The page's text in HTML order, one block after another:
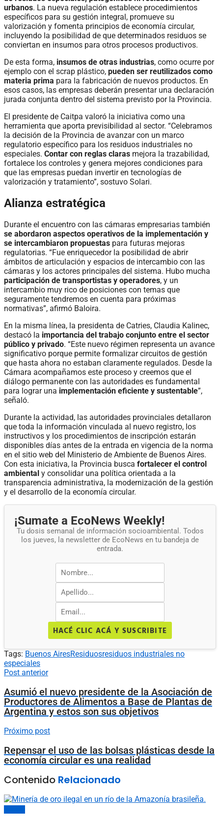
urbanos. La nueva regulación establece procedimientos
específicos para su gestión integral, promueve su
valorización y fomenta principios de economía circular,
incluyendo la posibilidad de que determinados residuos se
conviertan en insumos para otros procesos productivos.
De esta forma, insumos de otras industrias, como ocurre por
ejemplo con el scrap plástico, pueden ser reutilizados como
materia prima para la fabricación de nuevos productos. En
esos casos, las empresas deberán presentar una declaración
jurada conjunta dentro del sistema previsto por la Provincia.
El presidente de Caitpa valoró la iniciativa como una
herramienta que aporta previsibilidad al sector. “Celebramos
la decisión de la Provincia de avanzar con un marco
regulatorio específico para los residuos industriales no
especiales. Contar con reglas claras mejora la trazabilidad,
fortalece los controles y genera mejores condiciones para
que las empresas puedan invertir en tecnologías de
valorización y tratamiento”, sostuvo Solari.
Alianza estratégica
Durante el encuentro con las cámaras empresarias también
se abordaron aspectos operativos de la implementación y
se intercambiaron propuestas para futuras mejoras
regulatorias. “Fue enriquecedor la posibilidad de abrir
ámbitos de articulación y espacios de intercambio con las
cámaras y los actores principales del sistema. Hubo mucha
participación de transportistas y operadores, y un
intercambio muy rico de posiciones con temas que
seguramente tendremos en cuenta para próximas
normativas”, afirmó Baloira.
En la misma línea, la presidenta de Catries, Claudia Kalinec,
destacó la importancia del trabajo conjunto entre el sector
público y privado. “Este nuevo régimen representa un avance
significativo porque permite formalizar circuitos de gestión
que hasta ahora no estaban claramente regulados. Desde la
Cámara acompañamos este proceso y creemos que el
diálogo permanente con las autoridades es fundamental
para lograr una implementación eficiente y sustentable”,
señaló.
Durante la actividad, las autoridades provinciales detallaron
que toda la información vinculada al nuevo registro, los
instructivos y los procedimientos de inscripción estarán
disponibles días antes de la entrada en vigencia de la norma
en el sitio web del Ministerio de Ambiente de Buenos Aires.
Con esta iniciativa, la Provincia busca fortalecer el control
ambiental y consolidar una política orientada a la
transparencia administrativa, la modernización de la gestión
y el desarrollo de la economía circular.
¡Sumate a EcoNews Weekly!
Tu dosis semanal de información socioambiental. Todos
los jueves, la newsletter de EcoNews en tu bandeja de
entrada.
HACÉ CLIC ACÁ Y SUSCRIBITE
Tags: Buenos AiresResiduosresiduos industriales no
especiales
Post anterior
Asumió el nuevo presidente de la Asociación de
Productores de Alimentos a Base de Plantas de
Argentina y estos son sus objetivos
Próximo post
Repensar el uso de las bolsas plásticas desde la
economía circular es una realidad
Contenido Relacionado